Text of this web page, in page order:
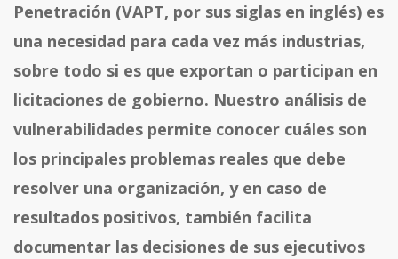
Penetración (VAPT, por sus siglas en inglés) es
una necesidad para cada vez más industrias,
sobre todo si es que exportan o participan en
licitaciones de gobierno. Nuestro análisis de
vulnerabilidades permite conocer cuáles son
los principales problemas reales que debe
resolver una organización, y en caso de
resultados positivos, también facilita
documentar las decisiones de sus ejecutivos